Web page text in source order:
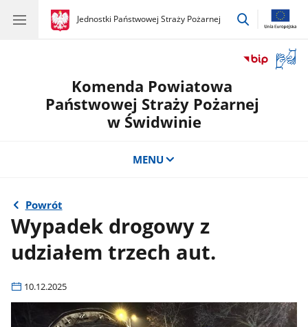
gov.pl
Jednostki Państwowej Straży Pożarnej
gov.pl
Jednostki
przejdź
okno
Komenda Powiatowa
Państwowej Straży Pożarnej
w Świdwinie
MENU
Powrót
Wypadek drogowy z
udziałem trzech aut.
10.12.2025